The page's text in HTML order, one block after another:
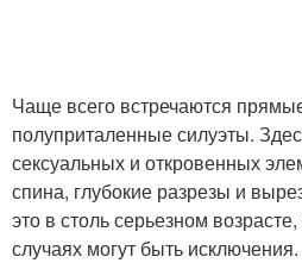
Чаще всего встречаются
полуприталенные силуэты.
сексуальных и откровенных
спина, глубокие разрезы и
это в столь серьезном
случаях могут быть исключения.